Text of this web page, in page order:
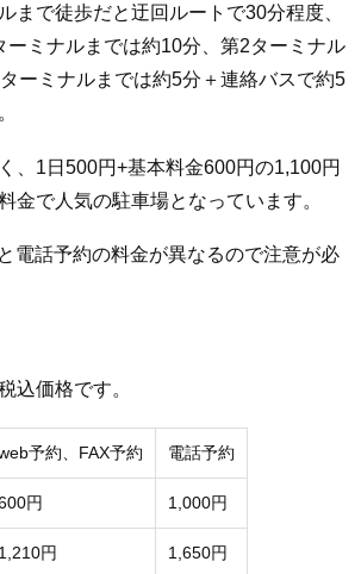
まで徒歩だと迂回ルートで30分程度、
ーミナルまでは約10分、第2ターミナル
ーミナルまでは約5分＋連絡バスで約5
、1日500円+基本料金600円の1,100円
金で人気の駐車場となっています。
電話予約の料金が異なるので注意が必
込価格です。
予約、FAX予約 電話予約
円 1,000円
1,210円 1,650円